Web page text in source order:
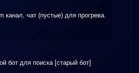
канал, чат (пустые) для прогрева.
бот для поиска [старый бот]